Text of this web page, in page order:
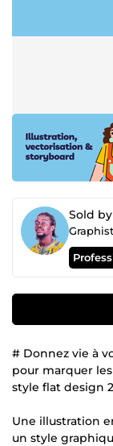
Sold by
# Donnez vie à
pour marquer
style flat design
Une illustration
un style